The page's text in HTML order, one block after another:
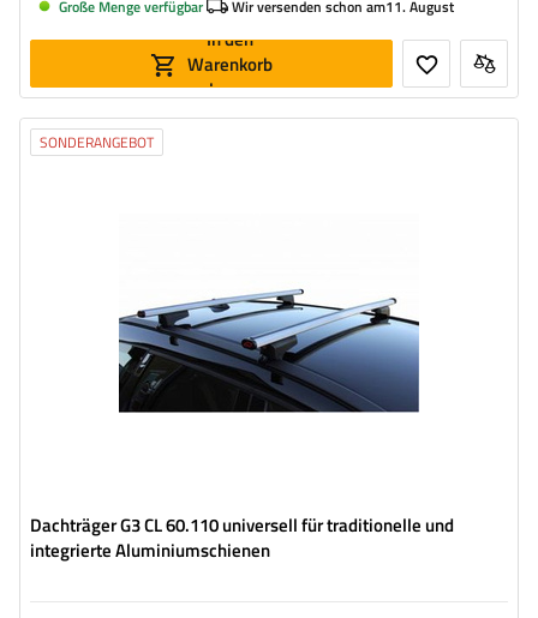
Große Menge verfügbar Wir versenden schon am11. August
In den
Warenkorb
legen
SONDERANGEBOT
Dachträger G3 CL 60.110 universell für traditionelle und
integrierte Aluminiumschienen